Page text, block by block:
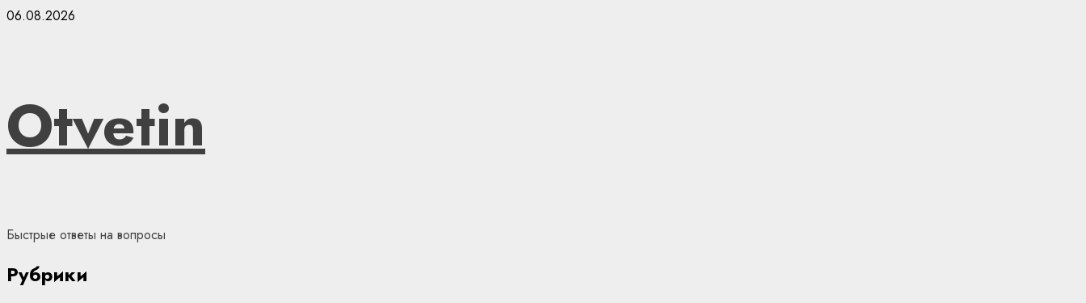
Skip
06.08.2026
Otvetin
Быстрые ответы на вопросы
Рубрики